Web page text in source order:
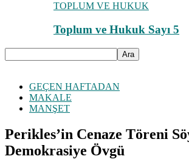
TOPLUM VE HUKUK
Toplum ve Hukuk Sayı 5
GEÇEN HAFTADAN
MAKALE
MANŞET
Perikles’in Cenaze Töreni
Demokrasiye Övgü